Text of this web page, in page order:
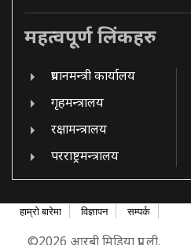
महत्वपूर्ण लिंकहरु
प्रधानमन्त्री कार्यालय
गृहमन्त्रालय
रक्षामन्त्रालय
परराष्ट्रमन्त्रालय
हाम्रो बारेमा विज्ञापन सम्पर्क